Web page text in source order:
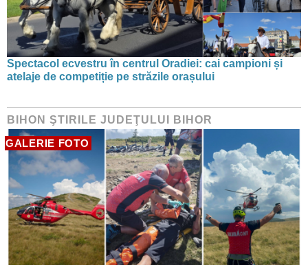
Spectacol ecvestru în centrul Oradiei: cai campioni și
atelaje de competiție pe străzile orașului
BIHON ŞTIRILE JUDEŢULUI BIHOR
GALERIE FOTO